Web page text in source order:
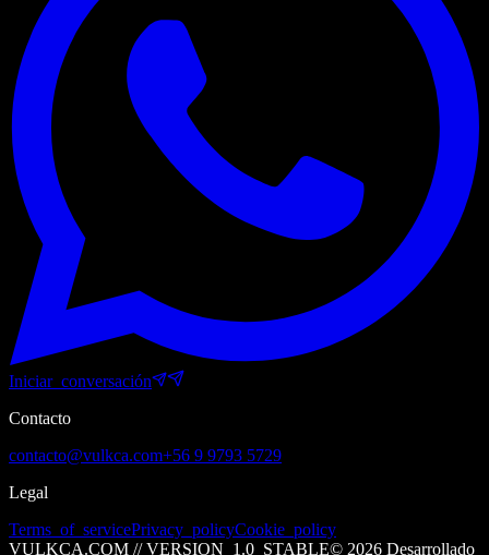
Iniciar_conversación
Contacto
contacto@vulkca.com+56 9 9793 5729
Legal
Terms_of_servicePrivacy_policyCookie_policy
VULKCA.COM // VERSION_1.0_STABLE© 2026 Desarrollado